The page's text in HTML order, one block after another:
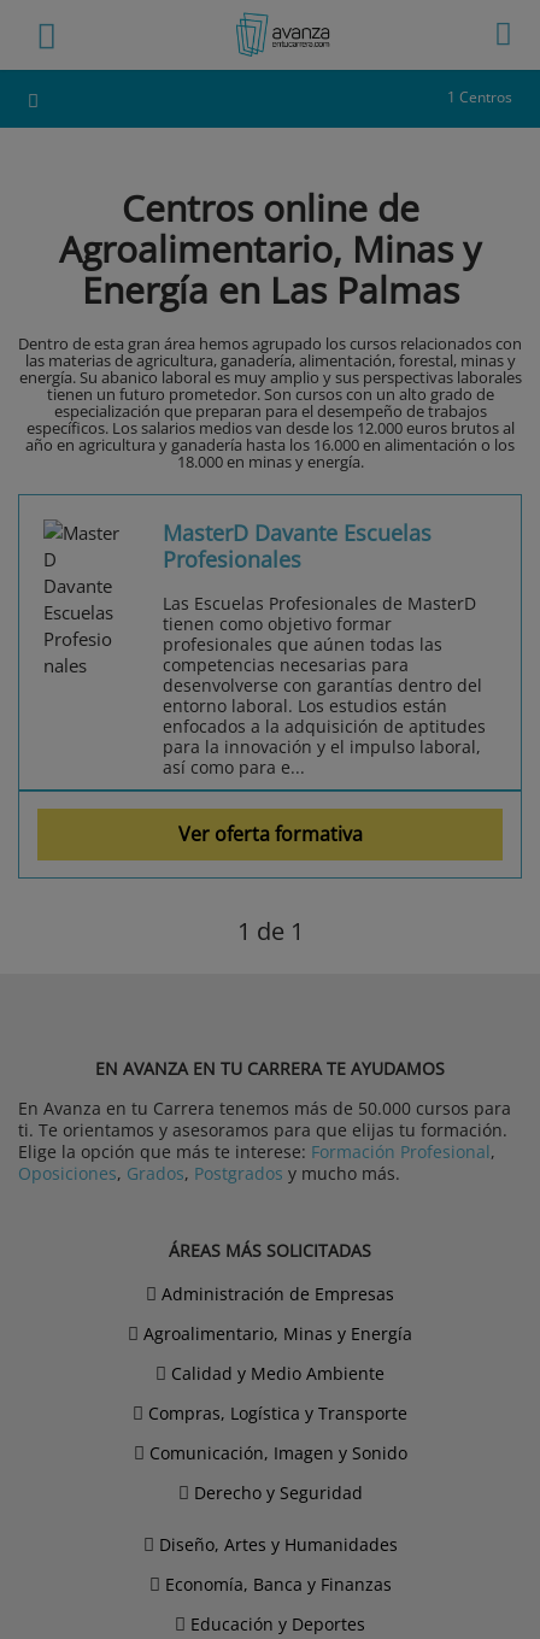
1 Centros
Centros online de
Agroalimentario, Minas y
Energía en Las Palmas
Dentro de esta gran área hemos agrupado los cursos relacionados con
las materias de agricultura, ganadería, alimentación, forestal, minas y
energía. Su abanico laboral es muy amplio y sus perspectivas laborales
tienen un futuro prometedor. Son cursos con un alto grado de
especialización que preparan para el desempeño de trabajos
específicos. Los salarios medios van desde los 12.000 euros brutos al
año en agricultura y ganadería hasta los 16.000 en alimentación o los
18.000 en minas y energía.
MasterD Davante Escuelas
Profesionales
Las Escuelas Profesionales de MasterD
tienen como objetivo formar
profesionales que aúnen todas las
competencias necesarias para
desenvolverse con garantías dentro del
entorno laboral. Los estudios están
enfocados a la adquisición de aptitudes
para la innovación y el impulso laboral,
así como para e...
Ver oferta formativa
1 de 1
EN AVANZA EN TU CARRERA TE AYUDAMOS
En Avanza en tu Carrera tenemos más de 50.000 cursos para
ti. Te orientamos y asesoramos para que elijas tu formación.
Elige la opción que más te interese: Formación Profesional,
Oposiciones, Grados, Postgrados y mucho más.
ÁREAS MÁS SOLICITADAS
Administración de Empresas
Agroalimentario, Minas y Energía
Calidad y Medio Ambiente
Compras, Logística y Transporte
Comunicación, Imagen y Sonido
Derecho y Seguridad
Diseño, Artes y Humanidades
Economía, Banca y Finanzas
Educación y Deportes